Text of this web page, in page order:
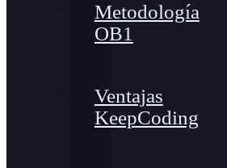
Metodología
OB1
Ventajas
KeepCoding